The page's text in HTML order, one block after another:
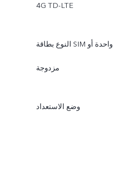
4G TD-LTE
النوع بطاقة SIM واحدة أو
مزدوجة
وضع الاستعداد